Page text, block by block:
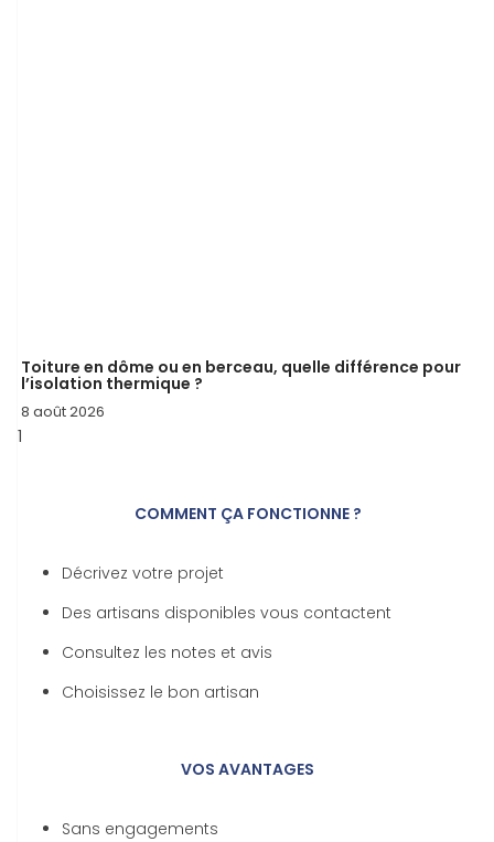
Toiture en dôme ou en berceau, quelle différence pour
l’isolation thermique ?
8 août 2026
COMMENT ÇA FONCTIONNE ?
Décrivez votre projet
Des artisans disponibles vous contactent
Consultez les notes et avis
Choisissez le bon artisan
VOS AVANTAGES
Sans engagements